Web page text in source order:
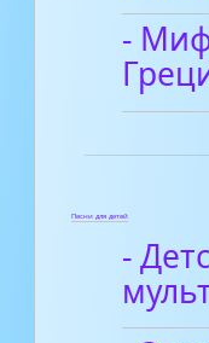
-
Песни для детей
-